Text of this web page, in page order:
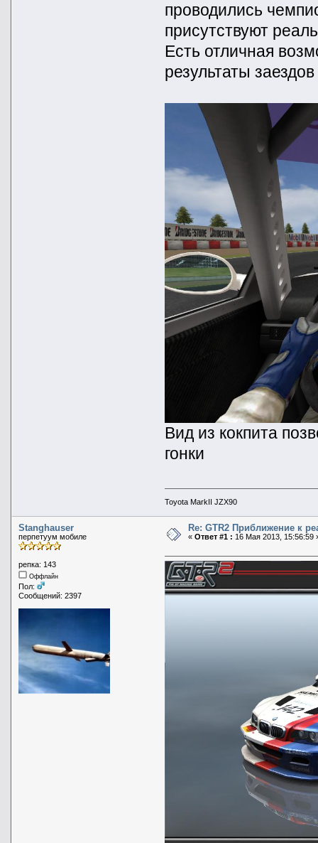
проводились
присутствуют
Есть отличная
результаты
Вид из кокпита
гонки
Toyota MarkII JZX90
Stanghauser
перпетуум мобиле
репка: 143
Оффлайн
Пол:
Сообщений: 2397
Re: GTR2 Приближение к
« Ответ #1 : 16 Мая 2013, 15:56:59